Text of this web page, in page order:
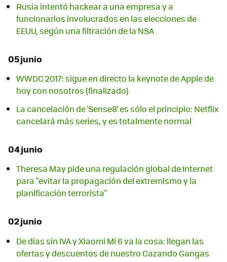
Rusia intentó hackear a una empresa y a
funcionarios involucrados en las elecciones de
EEUU, según una filtración de la NSA
05 junio
WWDC 2017: sigue en directo la keynote de Apple de
hoy con nosotros (finalizado)
La cancelación de 'Sense8' es sólo el principio: Netflix
cancelará más series, y es totalmente normal
04 junio
Theresa May pide una regulación global de Internet
para "evitar la propagación del extremismo y la
planificación terrorista"
02 junio
De días sin IVA y Xiaomi Mi 6 va la cosa: llegan las
ofertas y descuentos de nuestro Cazando Gangas